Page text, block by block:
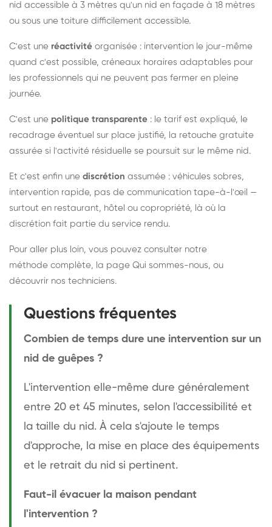
nid accessible à 3 mètres qu'un nid en façade à 18 mètres
ou sous une toiture difficilement accessible.
C'est une réactivité organisée : intervention le jour-même
quand c'est possible, créneaux horaires adaptables pour
les professionnels qui ne peuvent pas fermer en pleine
journée.
C'est une politique transparente : le tarif est expliqué, le
recadrage éventuel sur place justifié, la retouche gratuite
assurée si l'activité résiduelle se poursuit sur le même nid.
Et c'est enfin une discrétion assumée : véhicules sobres,
intervention rapide, pas de communication tape-à-l'œil —
surtout en restaurant, hôtel ou copropriété, là où la
discrétion fait partie du service rendu.
Pour aller plus loin, vous pouvez consulter notre
méthode complète, la page Qui sommes-nous, ou
découvrir nos techniciens.
Questions fréquentes
Combien de temps dure une intervention sur un
nid de guêpes ?
L'intervention elle-même dure généralement
entre 20 et 45 minutes, selon l'accessibilité et
la taille du nid. À cela s'ajoute le temps
d'approche, la mise en place des équipements
et le retrait du nid si pertinent.
Faut-il évacuer la maison pendant
l'intervention ?